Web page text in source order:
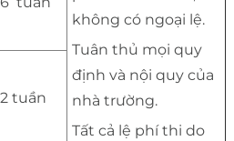
không có ngoại lệ.
Tuân thủ mọi quy
định và nội quy của
nhà trường.
Tất cả lệ phí thi do
tuần